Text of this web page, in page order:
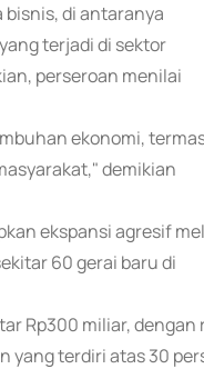
di antaranya
terjadi di sektor
perseroan menilai
ekonomi,
demikian
ekspansi agresif
60 gerai baru di
Rp300 miliar, dengan
yang terdiri atas 30